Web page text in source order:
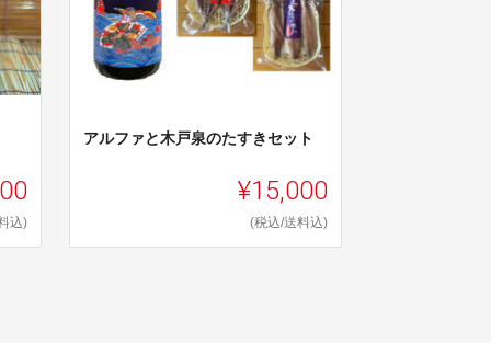
込)
アルファと木戸泉のたすきセット
¥15,000
(税込/送料込)